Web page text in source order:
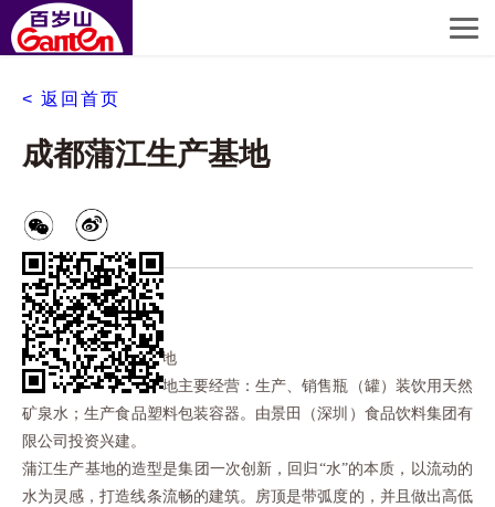
< 返回首页
成都蒲江生产基地
四川成都蒲江生产基地
四川成都蒲江生产基地主要经营：生产、销售瓶（罐）装饮用天然
矿泉水；生产食品塑料包装容器。由景田（深圳）食品饮料集团有
限公司投资兴建。
蒲江生产基地的造型是集团一次创新，回归 “水”的本质，以流动的
水为灵感，打造线条流畅的建筑。房顶是带弧度的，并且做出高低